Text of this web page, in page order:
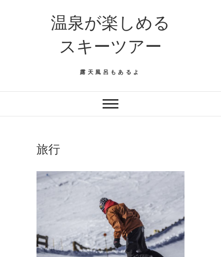
温泉が楽しめる
スキーツアー
露天風呂もあるよ
旅行